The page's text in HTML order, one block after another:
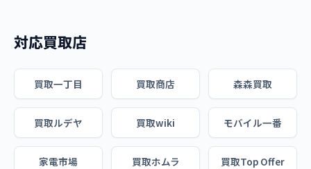
対応買取店
買取一丁目 買取商店 森森買取
買取ルデヤ 買取wiki モバイル一番
家電市場 買取ホムラ 買取Top Offer